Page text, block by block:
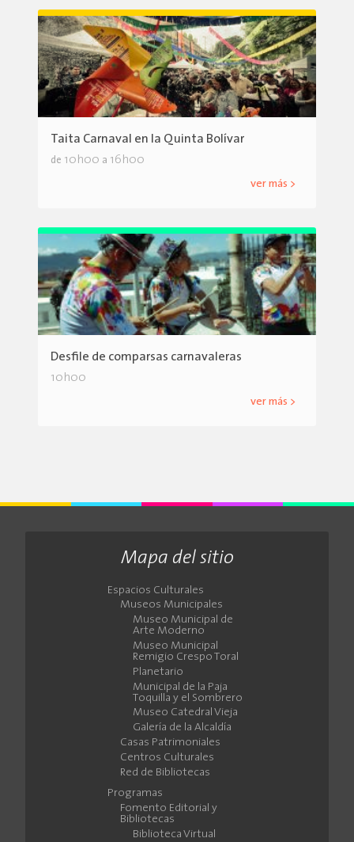
Taita Carnaval en la Quinta Bolívar
de 10h00 a 16h00
ver más >
Desfile de comparsas carnavaleras
10h00
ver más >
Mapa del sitio
Espacios Culturales
Museos Municipales
Museo Municipal de
Arte Moderno
Museo Municipal
Remigio Crespo Toral
Planetario
Municipal de la Paja
Toquilla y el Sombrero
Museo Catedral Vieja
Galería de la Alcaldía
Casas Patrimoniales
Centros Culturales
Red de Bibliotecas
Programas
Fomento Editorial y
Bibliotecas
Biblioteca Virtual